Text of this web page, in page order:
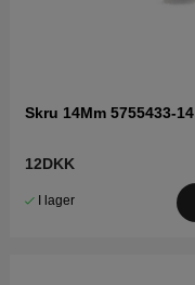
Skru 14Mm 5755433-14
12DKK
I lager